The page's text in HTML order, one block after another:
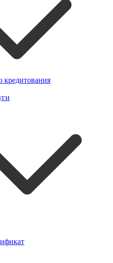
кредитования